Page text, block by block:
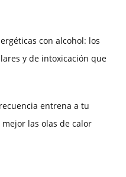
con alcohol: los
y de intoxicación que
entrena a tu
las olas de calor